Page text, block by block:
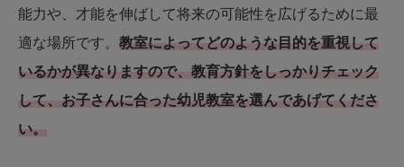
能力や、才能を伸ばして将来の可能性を広げるために最
適な場所です。 教室によってどのような目的を重視して
いるかが異なりますので、教育方針をしっかりチェック
して、お子さんに合った幼児教室を選んであげてくださ
い。